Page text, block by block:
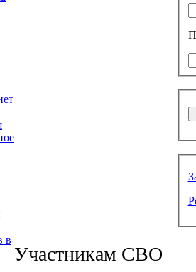
в
Участникам СВО